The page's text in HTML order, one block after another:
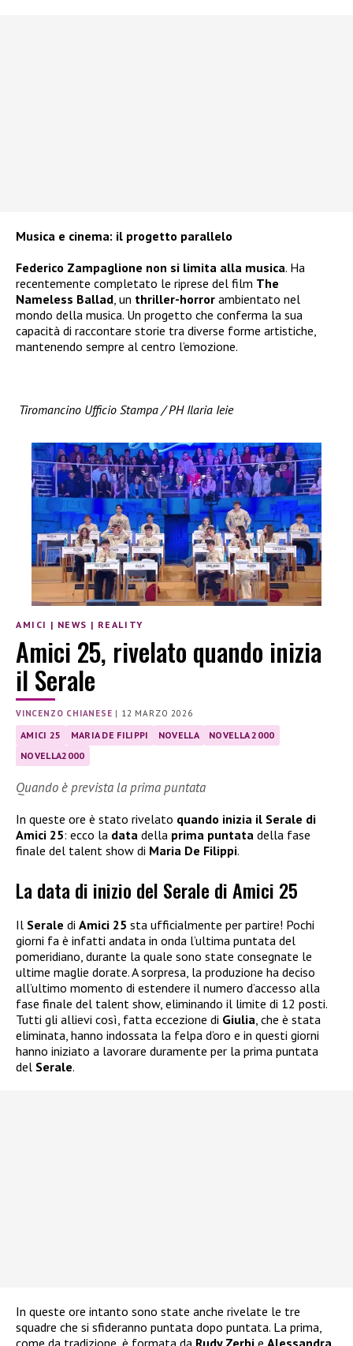
Musica e cinema: il progetto parallelo
Federico Zampaglione non si limita alla musica. Ha
recentemente completato le riprese del film The
Nameless Ballad , un thriller-horror ambientato nel
mondo della musica. Un progetto che conferma la sua
capacità di raccontare storie tra diverse forme artistiche,
mantenendo sempre al centro l’emozione.
Tiromancino Ufficio Stampa / PH Ilaria Ieie
AMICI | NEWS | REALITY
Amici 25, rivelato quando inizia
il Serale
VINCENZO CHIANESE | 12 MARZO 2026
AMICI 25 MARIA DE FILIPPI NOVELLA
NOVELLA 2000
NOVELLA2000
Quando è prevista la prima puntata
In queste ore è stato rivelato quando inizia il Serale di
Amici 25: ecco la data della prima puntata della fase
finale del talent show di Maria De Filippi.
La data di inizio del Serale di Amici 25
Il Serale di Amici 25 sta ufficialmente per partire! Pochi
giorni fa è infatti andata in onda l’ultima puntata del
pomeridiano, durante la quale sono state consegnate le
ultime maglie dorate. A sorpresa, la produzione ha deciso
all’ultimo momento di estendere il numero d’accesso alla
fase finale del talent show, eliminando il limite di 12 posti.
Tutti gli allievi così, fatta eccezione di Giulia, che è stata
eliminata, hanno indossata la felpa d’oro e in questi giorni
hanno iniziato a lavorare duramente per la prima puntata
del Serale.
In queste ore intanto sono state anche rivelate le tre
squadre che si sfideranno puntata dopo puntata. La prima,